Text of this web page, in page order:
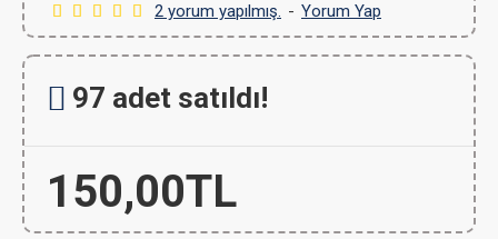
2 yorum yapılmış. - Yorum Yap
150,00TL
97 adet satıldı!